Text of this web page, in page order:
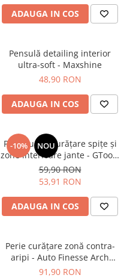
ADAUGA IN COS
Pensulă detailing interior
ultra-soft - Maxshine
48,90 RON
ADAUGA IN COS
-10% NOU
Perie lungă curățare spițe și
zone interioare jante - GTools
Wheel Brush XL (46cm)
59,90 RON
53,91 RON
ADAUGA IN COS
Perie curățare zonă contra-
aripi - Auto Finesse Arch
Blaster
91,90 RON